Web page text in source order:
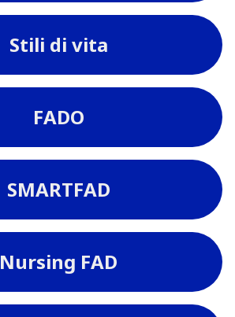
Stili di vita
FADO
SMARTFAD
Nursing FAD